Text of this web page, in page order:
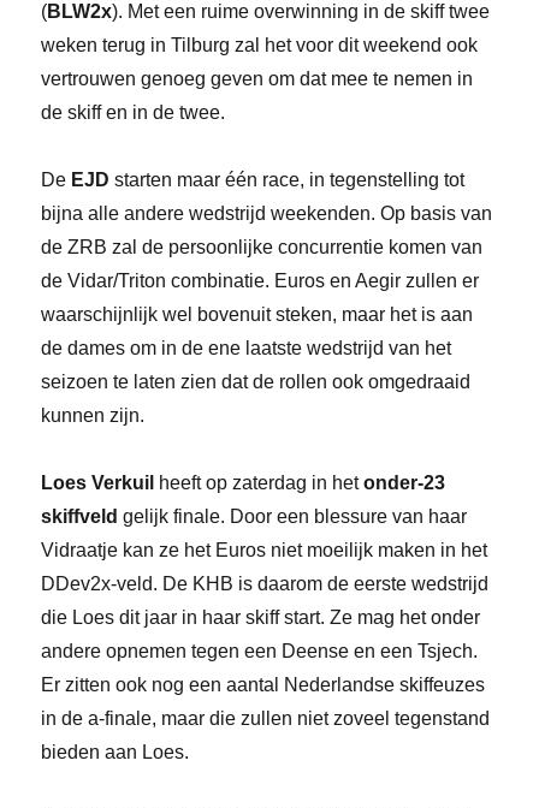
(BLW2x). Met een ruime overwinning in de skiff twee
weken terug in Tilburg zal het voor dit weekend ook
vertrouwen genoeg geven om dat mee te nemen in
de skiff en in de twee.
De EJD starten maar één race, in tegenstelling tot
bijna alle andere wedstrijd weekenden. Op basis van
de ZRB zal de persoonlijke concurrentie komen van
de Vidar/Triton combinatie. Euros en Aegir zullen er
waarschijnlijk wel bovenuit steken, maar het is aan
de dames om in de ene laatste wedstrijd van het
seizoen te laten zien dat de rollen ook omgedraaid
kunnen zijn.
Loes Verkuil heeft op zaterdag in hetonder-23
skiffveld gelijk finale. Door een blessure van haar
Vidraatje kan ze het Euros niet moeilijk maken in het
DDev2x-veld. De KHB is daarom de eerste wedstrijd
die Loes dit jaar in haar skiff start. Ze mag het onder
andere opnemen tegen een Deense en een Tsjech.
Er zitten ook nog een aantal Nederlandse skiffeuzes
in de a-finale, maar die zullen niet zoveel tegenstand
bieden aan Loes.